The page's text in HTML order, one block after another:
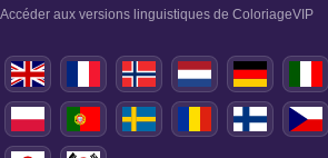
Accéder aux versions linguistiques de ColoriageVIP